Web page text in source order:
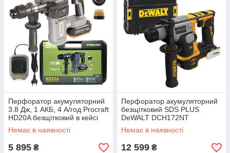
Перфоратор акумуляторний
3.8 Дж, 1 АКБ, 4 А/год Procraft
HD20A безщітковий в кейсі
Немає в наявності
5 895 ₴
Перфоратор акумуляторний
безщітковий SDS PLUS
DeWALT DCH172NT
Немає в наявності
12 599 ₴